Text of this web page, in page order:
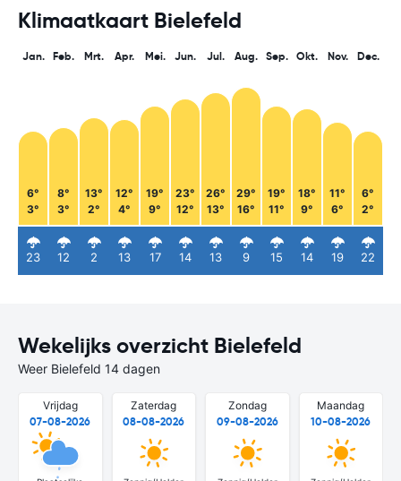
Klimaatkaart Bielefeld
Jan.
6°
3°
23
Feb.
8°
3°
12
Mrt.
13°
2°
2
Apr.
12°
4°
13
Mei.
19°
9°
17
Jun.
23°
12°
14
Jul.
26°
13°
13
Aug.
29°
16°
9
Sep.
19°
11°
15
Okt.
18°
9°
14
Nov.
11°
6°
19
Dec.
6°
2°
22
Wekelijks overzicht Bielefeld
Weer Bielefeld 14 dagen
Vrijdag
07-08-2026
Zaterdag
08-08-2026
Zondag
09-08-2026
Maandag
10-08-2026